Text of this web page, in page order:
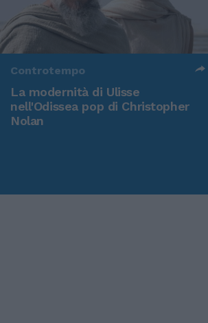
Controtempo
La modernità di Ulisse
nell'Odissea pop di Christopher
Nolan